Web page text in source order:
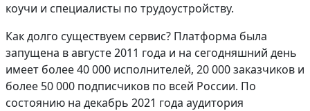
коучи и специалисты по трудоустройству.
Как долго существуем сервис? Платформа была
запущена в августе 2011 года и на сегодняшний день
имеет более 40 000 исполнителей, 20 000 заказчиков и
более 50 000 подписчиков по всей России. По
состоянию на декабрь 2021 года аудитория